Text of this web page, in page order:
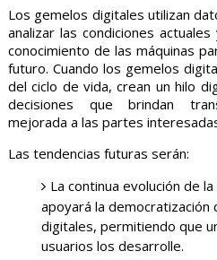
Los gemelos digitales utilizan
analizar las condiciones
conocimiento de las máquinas
futuro. Cuando los gemelos
del ciclo de vida, crean un hilo
decisiones que brindan
mejorada a las partes
Las tendencias futuras serán:
La continua evolución de
apoyará la democratización
digitales, permitiendo que
usuarios los desarrolle.